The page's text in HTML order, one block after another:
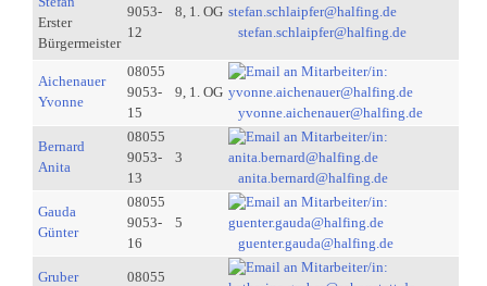
Erster
Bürgermeister
9053-
12
8, 1. OG
stefan.schlaipfer@halfing.de
Aichenauer
Yvonne
08055
9053-
15
9, 1. OG
yvonne.aichenauer@halfing.de
Bernard
Anita
08055
9053-
13
3
anita.bernard@halfing.de
Gauda
Günter
08055
9053-
16
5
guenter.gauda@halfing.de
Gruber
08055